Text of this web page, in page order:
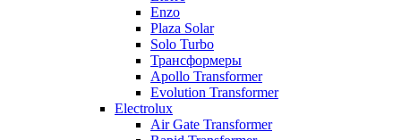
Enzo
Plaza Solar
Solo Turbo
Трансформеры
Apollo Transformer
Evolution Transformer
Electrolux
Air Gate Transformer